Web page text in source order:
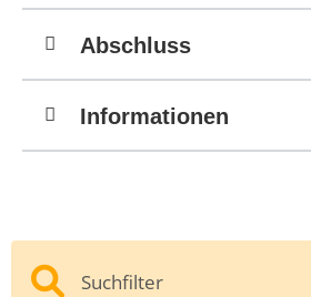
Abschluss
Informationen